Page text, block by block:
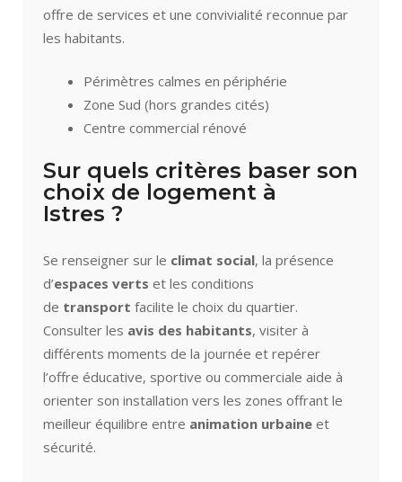
offre de services et une convivialité reconnue par
les habitants.
Périmètres calmes en périphérie
Zone Sud (hors grandes cités)
Centre commercial rénové
Sur quels critères baser son
choix de logement à
Istres ?
Se renseigner sur le climat social, la présence
d’espaces verts et les conditions
de transport facilite le choix du quartier.
Consulter les avis des habitants, visiter à
différents moments de la journée et repérer
l’offre éducative, sportive ou commerciale aide à
orienter son installation vers les zones offrant le
meilleur équilibre entre animation urbaine et
sécurité.